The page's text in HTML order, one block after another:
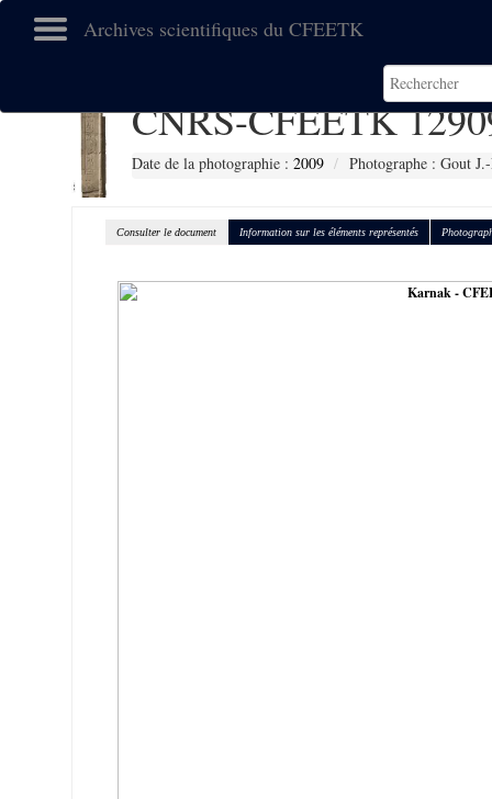
Archives scientifiques du CFEETK
CNRS-CFEETK
Date de la photographie : 2009 Photographe : Gout
Consulter le document Information sur les éléments représentés